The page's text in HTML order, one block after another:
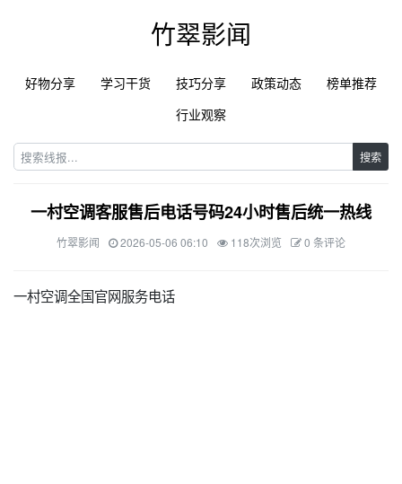
竹翠影闻
好物分享 学习干货 技巧分享 政策动态
榜单推荐
行业观察
搜索
一村空调客服售后电话号码24小时售后统一热线
竹翠影闻 2026-05-06 06:10 118次浏览 0 条评论
一村空调全国官网服务电话